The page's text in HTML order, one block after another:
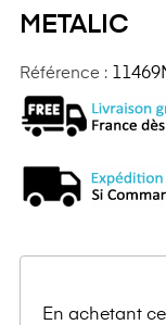
METALIC
Référence :
En achetant